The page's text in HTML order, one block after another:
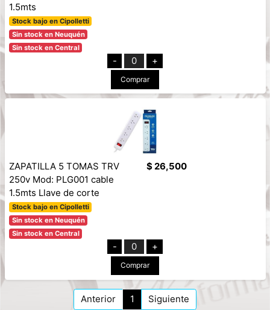
1.5mts
Stock bajo en Cipolletti
Sin stock en Neuquén
Sin stock en Central
- 0 +
Comprar
ZAPATILLA 5 TOMAS TRV
250v Mod: PLG001 cable
1.5mts Llave de corte
Stock bajo en Cipolletti
Sin stock en Neuquén
Sin stock en Central
$ 26,500
- 0 +
Comprar
Anterior 1 Siguiente